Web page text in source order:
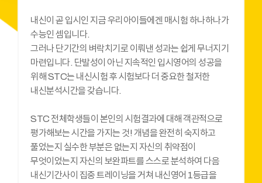
내신이 곧 입시인 지금 우리아이들에겐 매시험 하나하나가
수능인 셈입니다.
그러나 단기간의 벼락치기로 이뤄낸 성과는 쉽게 무너지기
마련입니다. 단발성이 아닌 지속적인 입시영어의 성공을
위해 STC는 내신시험 후 시험보다 더 중요한 철저한
내신분석시간을 갖습니다.
STC 전체학생들이 본인의 시험결과에 대해 객관적으로
평가해보는 시간을 가지는 것! 개념을 완전히 숙지하고
풀었는지 실수한 부분은 없는지 자신의 취약점이
무엇이었는지 자신의 보완파트를 스스로 분석하여 다음
내신기간사이 집중 트레이닝을 거쳐 내신영어 1등급을